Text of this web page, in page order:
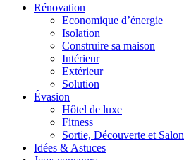
Rénovation
Economique d’énergie
Isolation
Construire sa maison
Intérieur
Extérieur
Solution
Évasion
Hôtel de luxe
Fitness
Sortie, Découverte et Salon
Idées & Astuces